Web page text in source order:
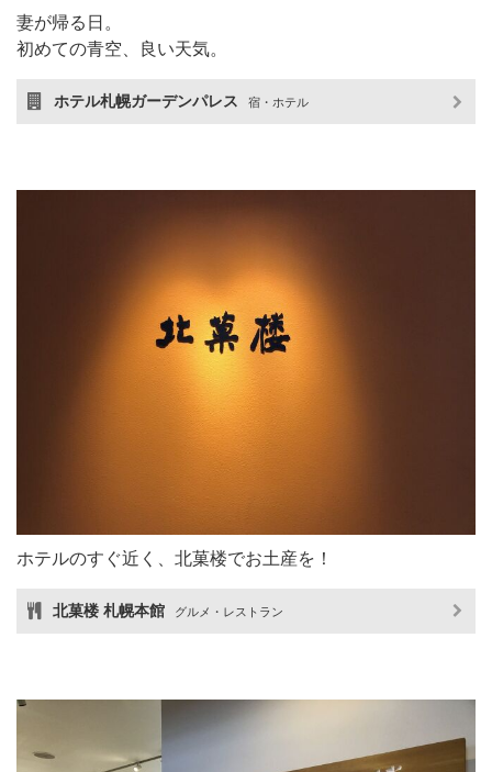
妻が帰る日。
初めての青空、良い天気。
ホテル札幌ガーデンパレス 宿・ホテル
ホテルのすぐ近く、北菓楼でお土産を！
北菓楼 札幌本館 グルメ・レストラン